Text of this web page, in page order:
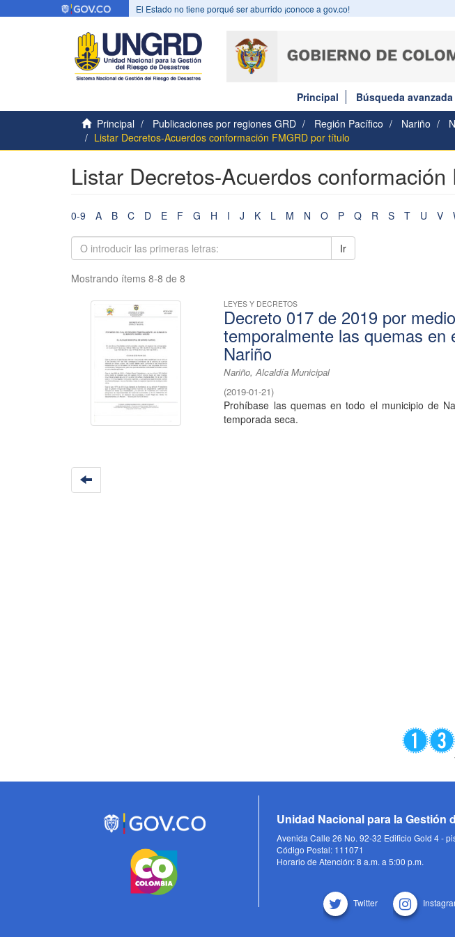
El Estado no tiene porqué ser aburrido ¡conoce a gov.co!
Principal Búsqueda avanzada
Principal
Publicaciones por regiones GRD Región Pacífico Nariño
Listar Decretos-Acuerdos conformación FMGRD por título
Listar Decretos-Acuerdos
0-9 A B C D E F G H I J K L M N O P Q R S T U V
Ir
Mostrando ítems 8-8 de 8
LEYES Y DECRETOS
Decreto 017 de 2019 por
temporalmente las quemas en
Nariño
Nariño, Alcaldía Municipal
(2019-01-21)
Prohíbase las quemas en todo el municipio de
temporada seca.
Unidad Nacional para la Gestión
Avenida Calle 26 No. 92-32 Edificio Gold 4 -
Código Postal: 111071
Horario de Atención: 8 a.m. a 5:00 p.m.
Twitter